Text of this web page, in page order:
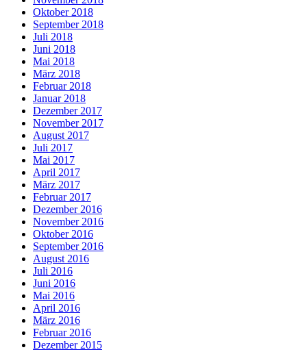
Oktober 2018
September 2018
Juli 2018
Juni 2018
Mai 2018
März 2018
Februar 2018
Januar 2018
Dezember 2017
November 2017
August 2017
Juli 2017
Mai 2017
April 2017
März 2017
Februar 2017
Dezember 2016
November 2016
Oktober 2016
September 2016
August 2016
Juli 2016
Juni 2016
Mai 2016
April 2016
März 2016
Februar 2016
Dezember 2015